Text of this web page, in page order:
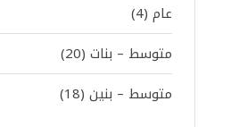
عام (4)
متوسط – بنات (20)
متوسط – بنين (18)